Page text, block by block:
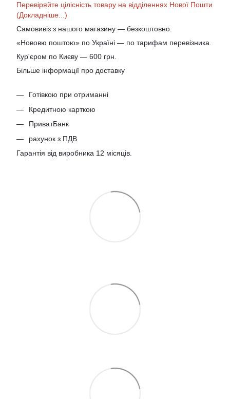
Перевіряйте цілісність товару на відділеннях Нової Пошти
(Докладніше...)
Самовивіз з нашого магазину — безкоштовно.
«Нововю поштою» по Україні — по тарифам перевізника.
Кур'єром по Києву — 600 грн.
Більше інформації про доставку
Готівкою при отриманні
Кредитною карткою
ПриватБанк
рахунок з ПДВ
Гарантія від виробника 12 місяців.